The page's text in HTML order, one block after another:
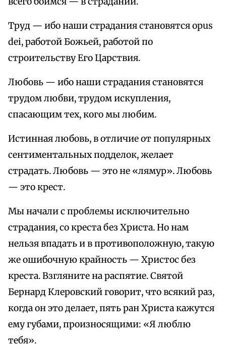
Труд — ибо наши страдания становятся opus
dei, работой Божьей, работой по
строительству Его Царствия.
Любовь — ибо наши страдания становятся
трудом любви, трудом искупления,
спасающим тех, кого мы любим.
Истинная любовь, в отличие от популярных
сентиментальных подделок, желает
страдать. Любовь — это не «лямур». Любовь
— это крест.
Мы начали с проблемы исключительно
страдания, со креста без Христа. Но нам
нельзя впадать и в противоположную, такую
же ошибочную крайность — Христос без
креста. Взгляните на распятие. Святой
Бернард Клеровский говорит, что всякий раз,
когда он это делает, пять ран Христа кажутся
ему губами, произносящими: «Я люблю
тебя».